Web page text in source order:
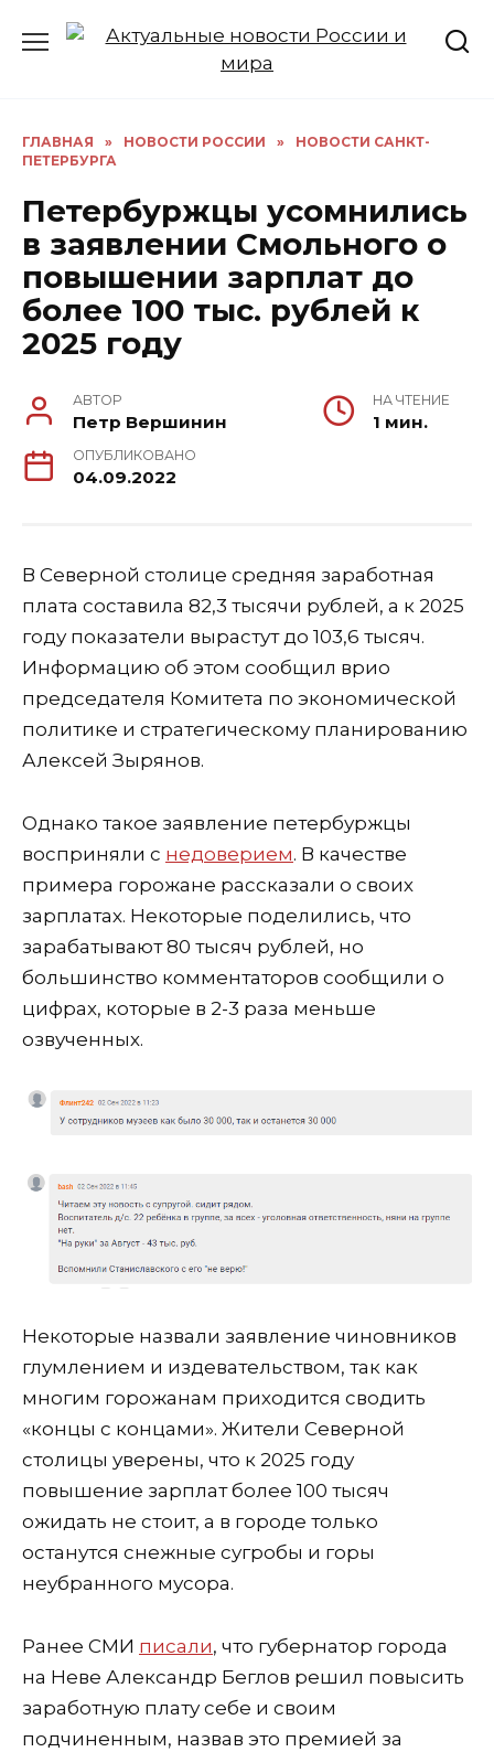
ГЛАВНАЯ » НОВОСТИ РОССИИ »
НОВОСТИ САНКТ-
ПЕТЕРБУРГА
Петербуржцы усомнились
в заявлении Смольного о
повышении зарплат до
более 100 тыс. рублей к
2025 году
АВТОР
Петр Вершинин
НА ЧТЕНИЕ
1 мин.
ОПУБЛИКОВАНО
04.09.2022
В Северной столице средняя заработная
плата составила 82,3 тысячи рублей, а к 2025
году показатели вырастут до 103,6 тысяч.
Информацию об этом сообщил врио
председателя Комитета по экономической
политике и стратегическому планированию
Алексей Зырянов.
Однако такое заявление петербуржцы
восприняли с недоверием. В качестве
примера горожане рассказали о своих
зарплатах. Некоторые поделились, что
зарабатывают80 тысяч рублей, но
большинство комментаторов сообщили о
цифрах, которые в 2-3 раза меньше
озвученных.
Некоторые назвали заявление чиновников
глумлением и издевательством, так как
многим горожанам приходится сводить
«концы с концами». Жители Северной
столицы уверены, что к 2025 году
повышение зарплат более 100 тысяч
ожидать не стоит, а в городе только
останутся снежные сугробы и горы
неубранного мусора.
Ранее СМИ писали, что губернатор города
на Неве Александр Беглов решил повысить
заработную плату себе и своим
подчиненным, назвав это премией за